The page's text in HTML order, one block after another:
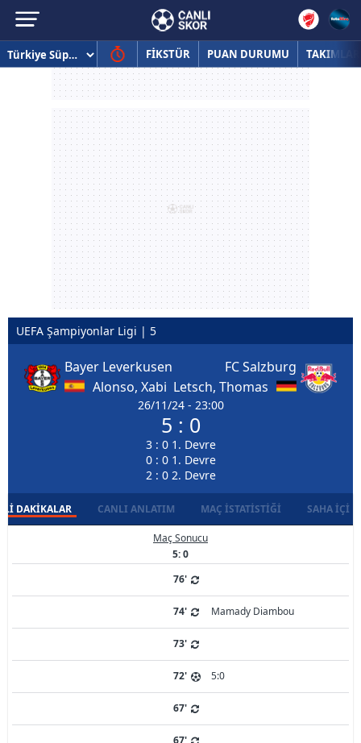
FİKSTÜR PUAN DURUMU TAKIMLAR
UEFA Şampiyonlar Ligi | 5
Bayer Leverkusen
Alonso, Xabi
26/11/24 - 23:00
5 : 0
3 : 0 1. Devre
0 : 0 1. Devre
2 : 0 2. Devre
FC Salzburg
Letsch, Thomas
DAKIKALAR CANLI ANLATIM MAÇ İSTATISTIĞI SAHA İÇI
Maç Sonucu
5: 0
76'
74' Mamady Diambou
73'
72' 5:0
67'
67'